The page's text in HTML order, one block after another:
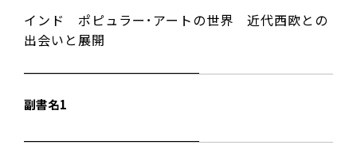
インド ポピュラー･アートの世界 近代西欧との
出会いと展開
副書名1